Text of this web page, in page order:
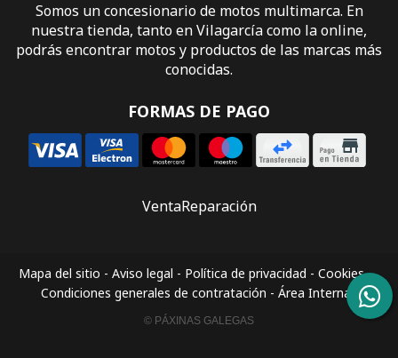
Somos un concesionario de motos multimarca. En
nuestra tienda, tanto en Vilagarcía como la online,
podrás encontrar motos y productos de las marcas más
conocidas.
FORMAS DE PAGO
VentaReparación
Mapa del sitio - Aviso legal - Política de privacidad - Cookies-
Condiciones generales de contratación - Área Interna
© PÁXINAS GALEGAS